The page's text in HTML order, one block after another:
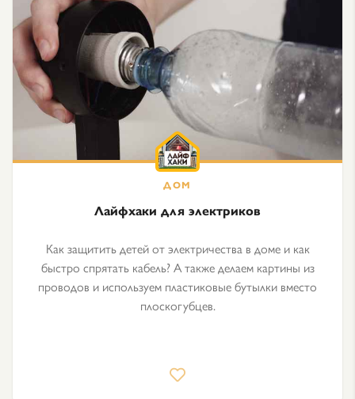
Лайфхаки для электриков
Как защитить детей от электричества в доме и как
быстро спрятать кабель? А также делаем картины из
проводов и используем пластиковые бутылки вместо
плоскогубцев.